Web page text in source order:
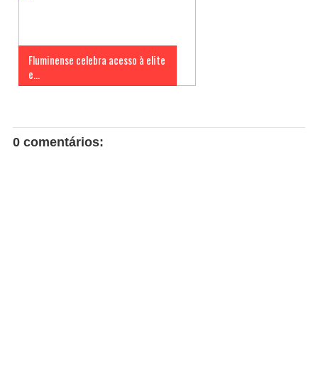
Fluminense celebra acesso à elite
e...
0 comentários: